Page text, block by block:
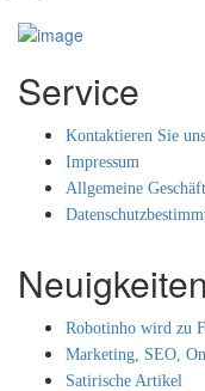
Service
Kontaktieren Sie uns
Impressum
Allgemeine
Neuigkeiten
Robotinho wird zu
Marketing, SEO,
Satirische Artikel